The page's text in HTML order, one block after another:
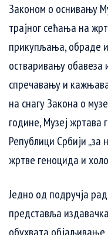
Законом о оснивању
трајног сећања на
прикупљања, обраде
остваривању
спречавању и
на снагу Закона о
године, Музеј жртава
Републици Србији
жртве геноцида и
Једно од подручја
представља
обухвата објаљивање